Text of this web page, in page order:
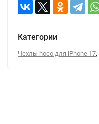
Категории
Чехлы hoco для iPhone 17,